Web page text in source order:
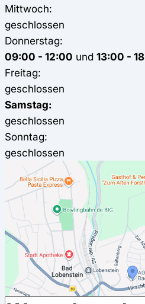
Mittwoch:
geschlossen
Donnerstag:
09:00 - 12:00 und 13:00 -
Freitag:
geschlossen
Samstag:
geschlossen
Sonntag:
geschlossen